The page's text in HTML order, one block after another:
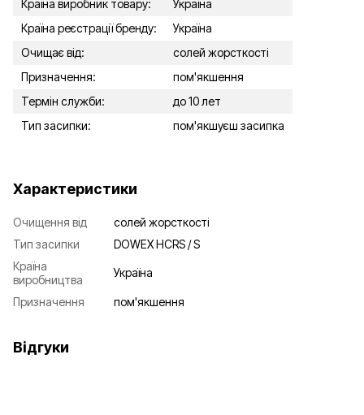
Країна виробник товару:
Україна
Країна реєстрації бренду:
Україна
Очищає від:
солей жорсткості
Призначення:
пом'якшення
Термін служби:
до 10 лет
Тип засипки:
пом'якшуєш засипка
Характеристики
Очищення від
солей жорсткості
Тип засипки
DOWEX HCRS / S
Країна
виробництва
Україна
Призначення пом'якшення
Відгуки